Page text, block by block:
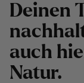
Deinen
auch
Natur.